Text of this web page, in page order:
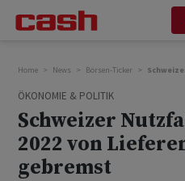
Home News Börsen-Ticker
ÖKONOMIE & POLITIK
Schweizer
2022 von
gebremst